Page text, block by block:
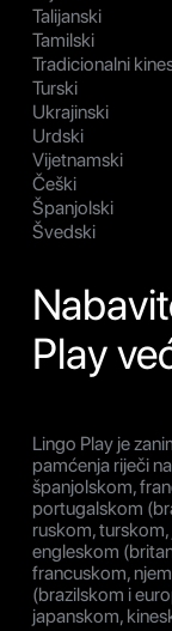
Talijanski
Tamilski
Tradicionalni
Turski
Ukrajinski
Urdski
Vijetnamski
Češki
Španjolski
Švedski
Play
Lingo Play je
pamćenja riječi
španjolskom,
portugalskom
ruskom,
engleskom
francuskom,
(brazilskom i
japanskom,